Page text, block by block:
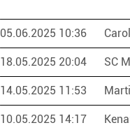
05.06.2025 10:36
18.05.2025 20:04 SC
14.05.2025 11:53
10.05.2025 14:17